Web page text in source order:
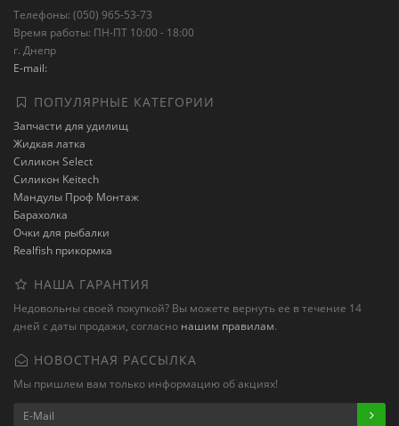
Телефоны: (050) 965-53-73
Время работы: ПН-ПТ 10:00 - 18:00
г. Днепр
E-mail:
ПОПУЛЯРНЫЕ КАТЕГОРИИ
Запчасти для удилищ
Жидкая латка
Силикон Select
Силикон Keitech
Мандулы Проф Монтаж
Барахолка
Очки для рыбалки
Realfish прикормка
НАША ГАРАНТИЯ
Недовольны своей покупкой? Вы можете вернуть ее в течение 14
дней с даты продажи, согласно нашим правилам.
НОВОСТНАЯ РАССЫЛКА
Мы пришлем вам только информацию об акциях!